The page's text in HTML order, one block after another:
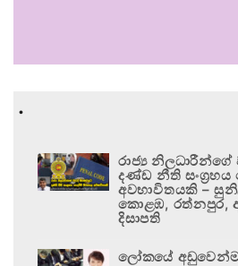
.
රාජ්‍ය
දණ්ඩ නීති සංග්‍රහය
අවභාවිතයකි –
කොළඹ, රත්නපුර,
දිසාපති
ලෝකයේ අඩුවෙන්ම